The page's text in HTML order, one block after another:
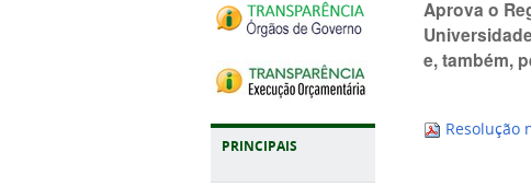
PRINCIPAIS
Aprova o
e, também,
Resolução